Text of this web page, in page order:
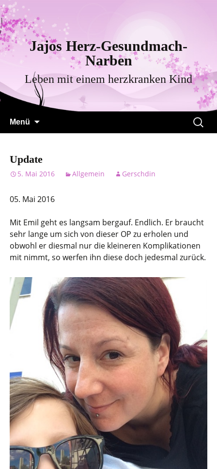
Jajos Herz-Gesundmach-
Narben
Leben mit einem herzkranken Kind
Menü
Suchen
nach:
Update
5. Mai 2016 Allgemein Gerschdin
05. Mai 2016
Mit Emil geht es langsam bergauf. Endlich. Er braucht
sehr lange um sich von dieser OP zu erholen und
obwohl er diesmal nur die kleineren Komplikationen
mit nimmt, so werfen ihn diese doch jedesmal zurück.